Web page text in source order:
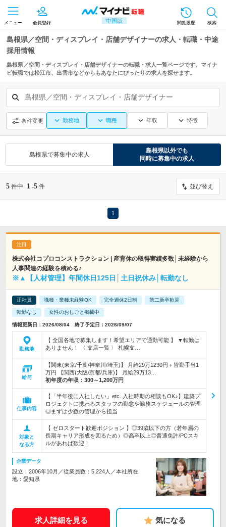
中国版
メニュー 会員登録 閲覧履歴 検索
島根県／空間・ディスプレイ・店舗デザイナーの求人・転職・中途
採用情報
島根県／空間・ディスプレイ・店舗デザイナーの転職・求人一覧ページです。マイナ
ビ転職では松江市、出雲市などからもあなたにぴったりの求人を探せます。
島根県／空間・ディスプレイ・店舗デザイナー
条件変更 勤務地 職種 年収 特徴
島根県で募集中の求人
島根県以外でも
同時に募集中の求人
5 件中 1 -5 件 並び替え
1
株式会社コプロコンストラクション | 産育休の取得実績多数│未経験から
人事関連の経験を積める♪
※▲【人材管理】年間休日125日│土日祝休み│転勤なし
正社員 職種・業種未経験OK 完全週休2日制 第二新卒歓迎
転勤なし 女性のおしごと掲載中
情報更新日：2026/08/04 終了予定日：2026/09/07
勤務地
【 全国各地で募集します！希望エリアで通勤可能 】 ▼転勤は
ありません！ 〈 支店一覧 〉 札幌支…
給与
【関東(東京/千葉/神奈川/埼玉)】 月給29万1230円＋皆勤手当1
万円 【関西(大阪/京都/兵庫)】 月給29万13…
初年度の年収： 300～1,200万円
仕事内容
【「半年後に入社したい」etc. 入社時期の相談もOK♪】建築プ
ロジェクトに携わるスタッフの勤怠や勤務スケジュールの管理
◎まずは少数の管理から担当
対象と
なる方
【 ゼロスタート歓迎ポジション 】◎39歳以下の方（若年層の
長期キャリア形成を図るため）◎高卒以上◎普通免許/PCスキ
ルがあれば歓迎！
企業データ
設立：2006年10月／従業員数：5,224人／本社所在
地：愛知県
求人詳細を見る 気になる